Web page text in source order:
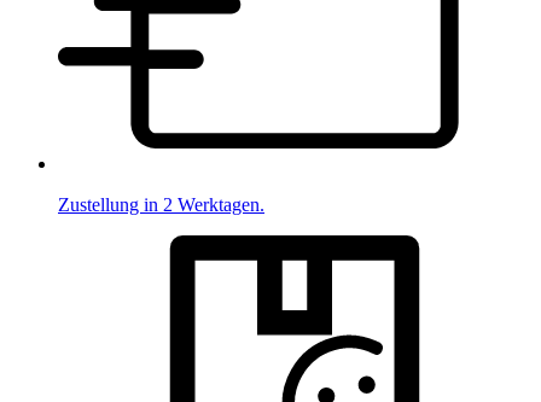
Zustellung in 2 Werktagen.